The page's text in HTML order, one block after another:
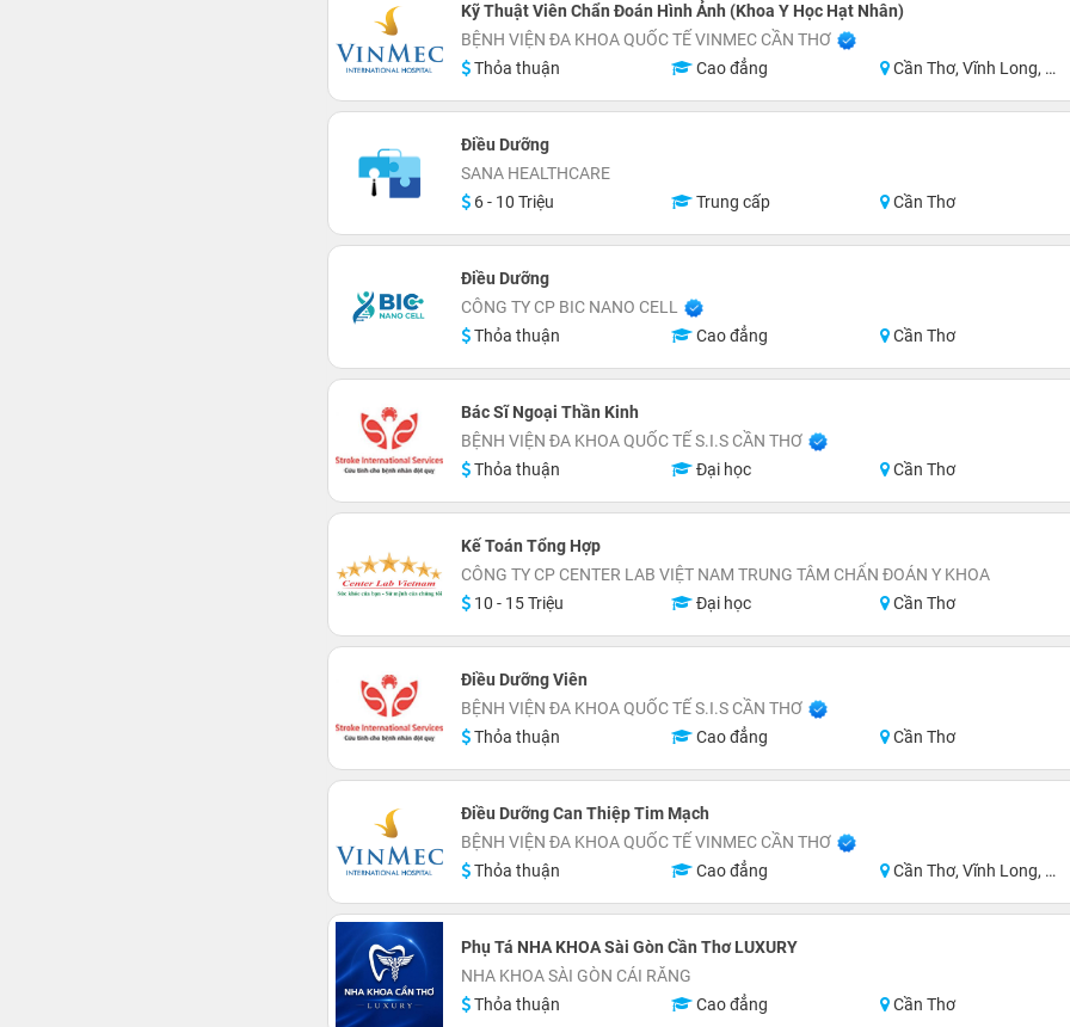
Kỹ Thuật Viên Chẩn Đoán Hình Ảnh (Khoa Y Học Hạt Nhân)
BỆNH VIỆN ĐA KHOA QUỐC TẾ VINMEC CẦN THƠ
Thỏa thuận
Cao đẳng Cần Thơ, Vĩnh Long, An Giang
Điều Dưỡng
SANA HEALTHCARE
6 - 10 Triệu
Trung cấp Cần Thơ
Điều Dưỡng
CÔNG TY CP BIC NANO CELL
Thỏa thuận
Cao đẳng Cần Thơ
Bác Sĩ Ngoại Thần Kinh
BỆNH VIỆN ĐA KHOA QUỐC TẾ S.I.S CẦN THƠ
Thỏa thuận
Đại học Cần Thơ
Kế Toán Tổng Hợp
CÔNG TY CP CENTER LAB VIỆT NAM TRUNG TÂM CHẨN ĐOÁN Y KHOA
10 - 15 Triệu
Đại học Cần Thơ
Điều Dưỡng Viên
BỆNH VIỆN ĐA KHOA QUỐC TẾ S.I.S CẦN THƠ
Thỏa thuận
Cao đẳng Cần Thơ
Điều Dưỡng Can Thiệp Tim Mạch
BỆNH VIỆN ĐA KHOA QUỐC TẾ VINMEC CẦN THƠ
Thỏa thuận
Cao đẳng Cần Thơ, Vĩnh Long, An Giang, Hậu Giang
Phụ Tá NHA KHOA Sài Gòn Cần Thơ LUXURY
NHA KHOA SÀI GÒN CÁI RĂNG
Thỏa thuận
Cao đẳng Cần Thơ